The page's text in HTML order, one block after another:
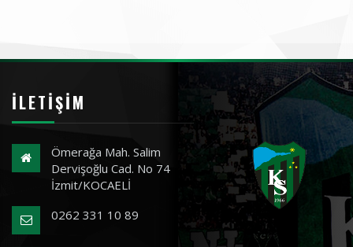
İLETIŞIM
Ömerağa Mah. Salim
Dervişoğlu Cad. No 74
İzmit/KOCAELİ
0262 331 10 89